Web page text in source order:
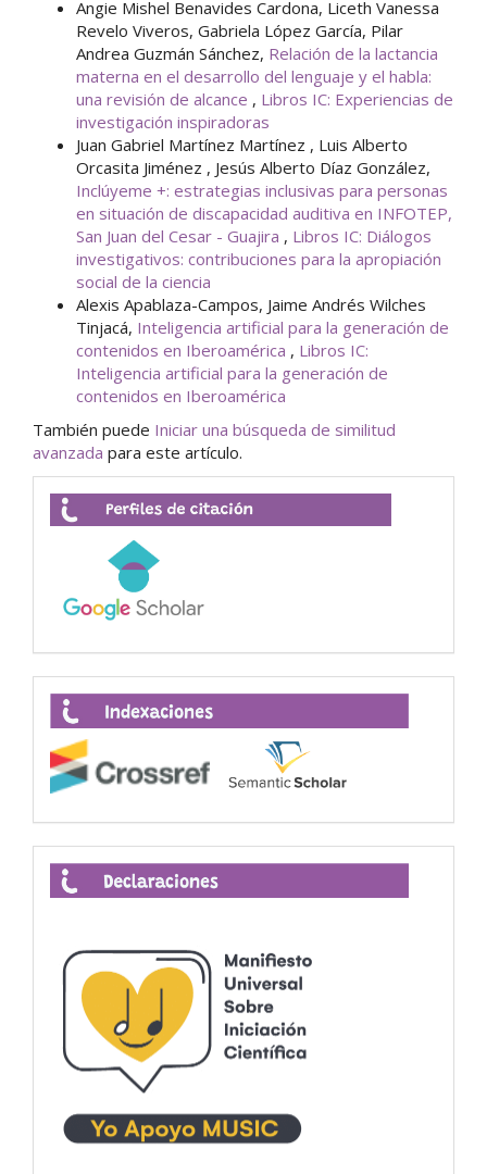
Angie Mishel Benavides Cardona, Liceth Vanessa
Revelo Viveros, Gabriela López García, Pilar
Andrea Guzmán Sánchez, Relación de la lactancia
materna en el desarrollo del lenguaje y el habla:
una revisión de alcance , Libros IC: Experiencias de
investigación inspiradoras
Juan Gabriel Martínez Martínez , Luis Alberto
Orcasita Jiménez , Jesús Alberto Díaz González,
Inclúyeme +: estrategias inclusivas para personas
en situación de discapacidad auditiva en INFOTEP,
San Juan del Cesar - Guajira , Libros IC: Diálogos
investigativos: contribuciones para la apropiación
social de la ciencia
Alexis Apablaza-Campos, Jaime Andrés Wilches
Tinjacá, Inteligencia artificial para la generación de
contenidos en Iberoamérica , Libros IC:
Inteligencia artificial para la generación de
contenidos en Iberoamérica
También puede Iniciar una búsqueda de similitud
avanzada para este artículo.
Perfiles
citación
Indexaciones
Declaraciones